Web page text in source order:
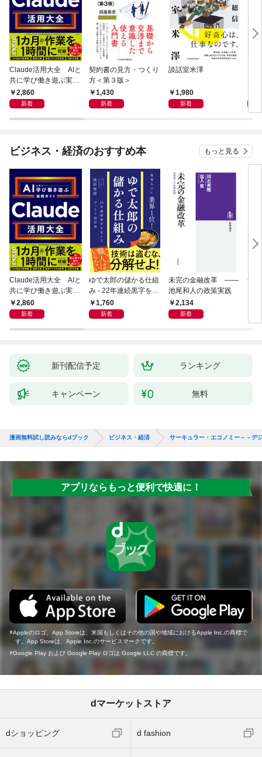
Claude活用大全 AIと
共に学び働き遊ぶ実践
ガイド
2,860
新着
契約書の見方・つくり
方＜第３版＞
1,430
新着
談話室米澤
1,980
新着
ビジネス・経済のおすすめ本 もっと見る
Claude活用大全 AIと
共に学び働き遊ぶ実践
ガイド
2,860
新着
ゆで太郎の儲かる仕組
み - 22年連続黒字を支
えるがっちり経営術 -
1,760
新着
未完の金融改革 ――
池尾和人の政策実践
2,134
新着
食
新刊配信予定 ランキング
キャンペーン 無料
漫画無料試し読みならdブック ビジネス・経済 サーキュラー・エコノミー－－デ
アプリならもっと便利で快適に！
Appleのロゴ、App Storeは、米国もしくはその他の国や地域におけるApple Inc.の商標で
す。App Storeは、Apple Inc.のサービスマークです。
Google Play および Google Play ロゴは Google LLC の商標です。
dマーケットストア
dショッピング d fashion